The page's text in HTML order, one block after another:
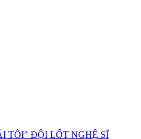
TÔI" ĐỘI LỐT NGHỆ SĨ